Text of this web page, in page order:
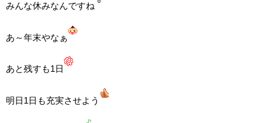
みんな休みなんですね
あ～年末やなぁ
あと残すも1日
明日1日も充実させよう